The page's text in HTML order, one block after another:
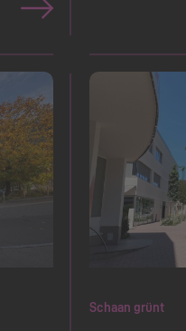
Schaan grünt